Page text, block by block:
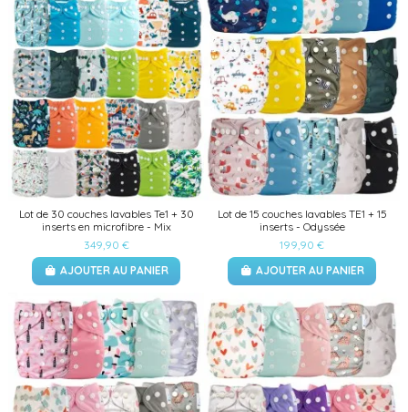
Lot de 30 couches lavables Te1 + 30
inserts en microfibre - Mix
349,90 €
AJOUTER AU PANIER
Lot de 15 couches lavables TE1 + 15
inserts - Odyssée
199,90 €
AJOUTER AU PANIER